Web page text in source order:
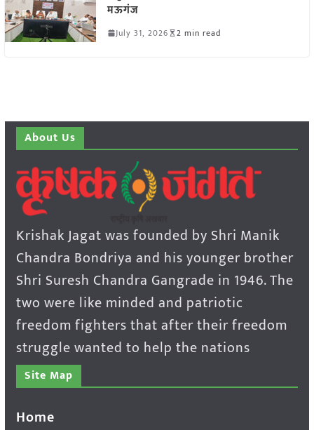
मऊगंज
July 31, 2026 2 min read
About Us
Krishak Jagat was founded by Shri Manik
Chandra Bondriya and his younger brother
Shri Suresh Chandra Gangrade in 1946. The
two were like minded and patriotic
freedom fighters that after their freedom
struggle wanted to help the nations
Site Map
Home